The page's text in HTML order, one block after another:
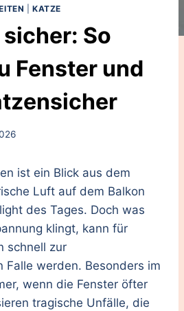
|KATZE
So
Fenster und
ist ein Blick aus dem
Luft auf dem Balkon
des Tages. Doch was
klingt, kann für
schnell zur
Falle werden. Besonders im
wenn die Fenster öfter
tragische Unfälle, die